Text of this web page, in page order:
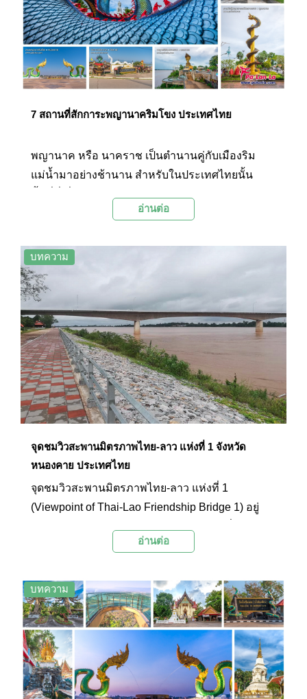
7 สถานที่สักการะพญานาคริมโขง ประเทศไทย
พญานาค หรือ นาคราช เป็นตำนานคู่กับเมืองริม
แม่น้ำมาอย่างช้านาน สำหรับในประเทศไทยนั้น
ภาคอีสานที่มีพรมแดนติดกับริมแม่น้ำโขง โดยเชื่อ
ปักรักษาพุทธสถานและบ้านเมืองทั้งสองฝากฝั่งให้มี
ความร่มเย็นเป็นสุข ซึ่งในช่วงวันออกพรรษาสถานที่
สำคัญๆ บริเวณริมฝั่งแม่น้ำโขงก็จะเต็มไปด้วยนัก
ท่องเที่ยวที่มารอชมบั้งไฟพญานาคกันอย่างหนาแน่น
โดยทาง Palanla ได้รวบรวม 7 สถานที่สักการะ
พญานาคริมโขงมาฝากกันในวันนี้
อ่านต่อ
บทความ
จุดชมวิวสะพานมิตรภาพไทย-ลาว แห่งที่ 1 จังหวัด
หนองคาย ประเทศไทย
จุดชมวิวสะพานมิตรภาพไทย-ลาว แห่งที่ 1
(Viewpoint of Thai-Lao Friendship Bridge 1) อยู่
สามารถมองเห็นทัศนียภาพอันงดงามของแม่น้ำโขง
เป็นสะพานมิตรภาพแห่งแรกที่สร้างขึ้นเพื่อความ
สะดวกในการเดินทางระหว่างสองประเทศ และเพื่อ
กระชับความสัมพันธ์ระหว่างประเทศให้แน่นแฟ้นยิ่ง
ขึ้น
อ่านต่อ
บทความ